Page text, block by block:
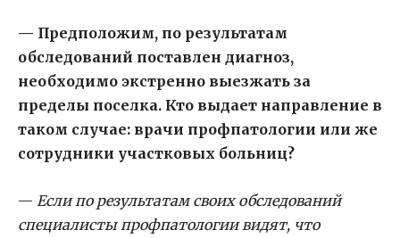
— Предположим, по результатам
обследований поставлен диагноз,
необходимо экстренно выезжать за
пределы поселка. Кто выдает направление в
таком случае: врачи профпатологии или же
сотрудники участковых больниц?
— Если по результатам своих обследований
специалисты профпатологии видят, что